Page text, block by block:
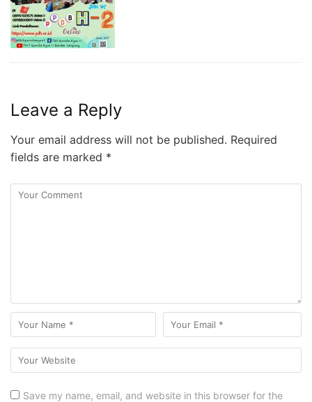
Leave a Reply
Your email address will not be published. Required
fields are marked *
Save my name, email, and website in this browser for the